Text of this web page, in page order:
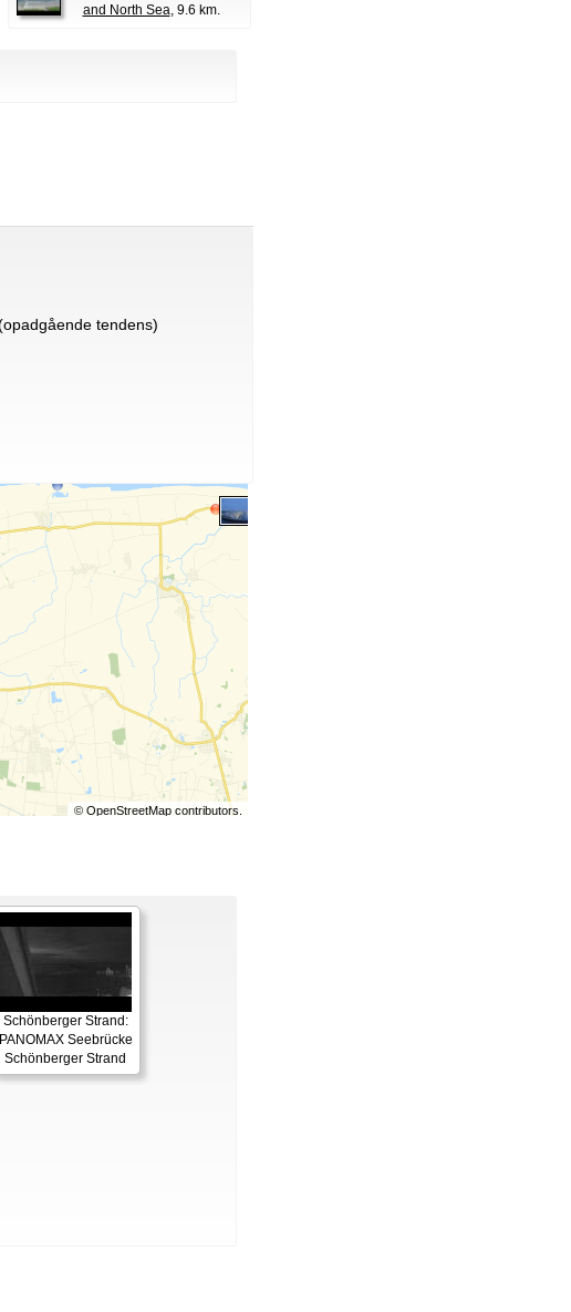
and North Sea, 9.6 km.
tendens)
© OpenStreetMapcontributors.
Schönberger Strand:
PANOMAX Seebrücke
Schönberger Strand